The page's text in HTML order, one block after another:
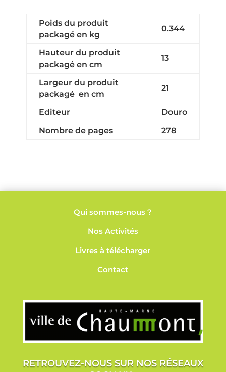
Poids du produit
packagé en kg
0.344
Hauteur du produit
packagé en cm
13
Largeur du produit
packagé en cm
21
Editeur
Douro
Nombre de pages
278
Qui sommes-nous ?
Nos Activités
Livres à télécharger
Contact
RETROUVEZ-NOUS SUR NOS RÉSEAUX